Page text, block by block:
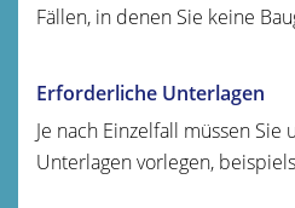
Fällen, in denen Sie keine
Erforderliche Unterlagen
Je nach Einzelfall müssen
Unterlagen vorlegen,